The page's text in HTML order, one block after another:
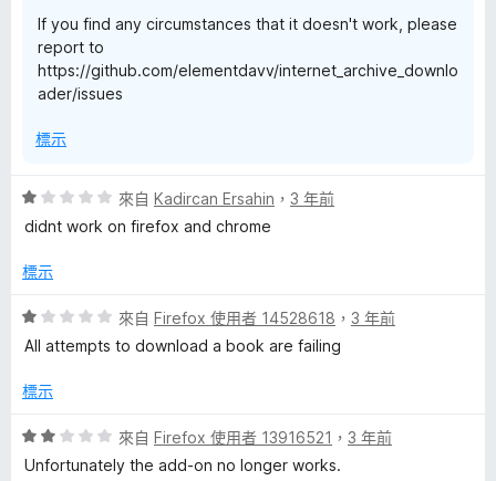
If you find any circumstances that it doesn't work, please
report to
https://github.com/elementdavv/internet_archive_downlo
ader/issues
標示
評
價
分
滿
分
分
來自 Kadircan Ersahin ， 3 年前
didnt work on firefox and chrome
標示
評
價
分
滿
分
來自 Firefox 使用者 14528618 ， 3 年前
All attempts to download a book are failing
標示
評
價
來自 Firefox 使用者 13916521 ， 3 年前
Unfortunately the add-on no longer works.